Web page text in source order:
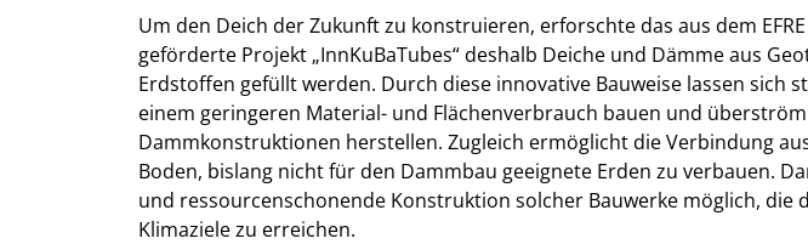
Um den Deich der Zukunft zu konstruieren, erforschte das aus dem
geförderte Projekt „InnKuBaTubes“ deshalb Deiche und Dämme aus
Erdstoffen gefüllt werden. Durch diese innovative Bauweise lassen sich
einem geringeren Material- und Flächenverbrauch bauen und
Dammkonstruktionen herstellen. Zugleich ermöglicht die Verbindung
Boden, bislang nicht für den Dammbau geeignete Erden zu verbauen.
und ressourcenschonende Konstruktion solcher Bauwerke möglich, die
Klimaziele zu erreichen.